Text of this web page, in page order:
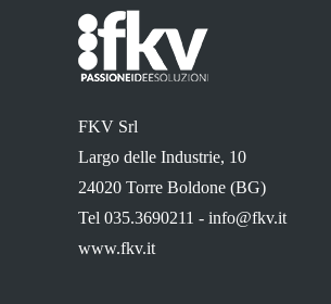
FKV Srl
Largo delle Industrie, 10
24020 Torre Boldone (BG)
Tel 035.3690211 - info@fkv.it
www.fkv.it